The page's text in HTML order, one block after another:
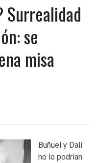
Surrealidad
se
misa
Buñuel y Dalí
no lo podrían